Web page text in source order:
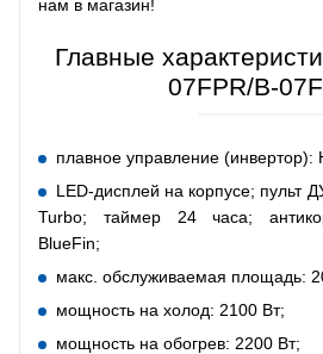
нам в магазин!
Главные
07FPR/B-
плавное управление (инвертор):
LED-дисплей на корпусе; пульт
Turbo; таймер 24 часа;
BlueFin;
макс. обслуживаемая площадь:
мощность на холод: 2100 Вт;
мощность на обогрев: 2200 Вт;